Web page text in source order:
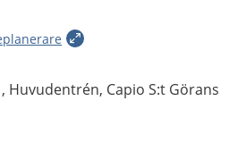
Huvudentrén, Capio S:t Görans